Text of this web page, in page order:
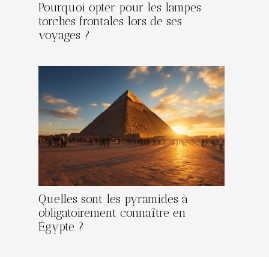
Pourquoi opter pour les lampes
torches frontales lors de ses
voyages ?
Quelles sont les pyramides à
obligatoirement connaître en
Égypte ?